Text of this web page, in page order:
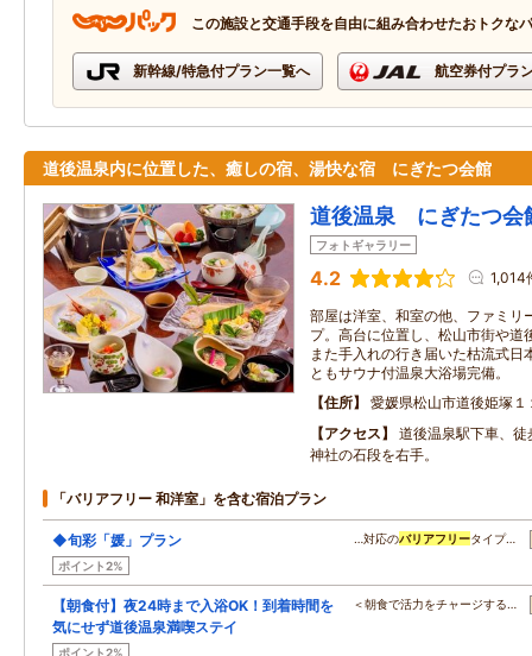
この施設と交通手段を自由に組み合わせたおトクな
新幹線/特急付プラン一覧へ 航空券付プラ
道後温泉内に位置した、癒しの宿、湯快な宿 にぎたつ会館
道後温泉 にぎたつ会
フォトギャラリー
4.2 1,014
部屋は洋室、和室の他、ファミリ
プ。高台に位置し、松山市街や道
また手入れの行き届いた枯流式日
ともサウナ付温泉大浴場完備。
住所
愛媛県松山市道後姫塚１
アクセス
道後温泉駅下車、
神社の石段を右手。
「バリアフリー 和洋室」を含む宿泊プラン
◆旬彩「媛」プラン
ポイント2%
…対応のバリアフリータイプ…
【朝食付】夜24時まで入浴OK！到着時間を
気にせず道後温泉満喫ステイ
ポイント2%
＜朝食で活力をチャージする…